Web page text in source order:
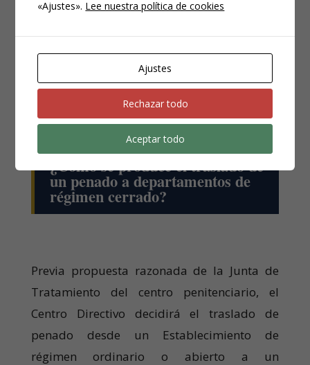
Todo ello viene regulado en el artículo 93 del
¿Cómo se produce el traslado de
un penado a departamentos de
régimen cerrado?
Previa propuesta razonada de la Junta de
Tratamiento del centro penitenciario, el
Centro Directivo decidirá el traslado de
penado desde un Establecimiento de
régimen ordinario o abierto a un
«Ajustes». Lee nuestra política de cookies
Ajustes
Rechazar todo
Aceptar todo